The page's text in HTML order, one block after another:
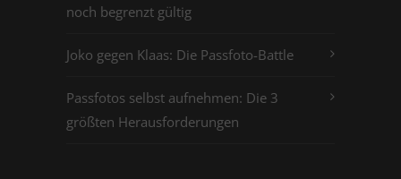
noch begrenzt gültig
Joko gegen Klaas: Die Passfoto-Battle
Passfotos selbst aufnehmen: Die 3
größten Herausforderungen